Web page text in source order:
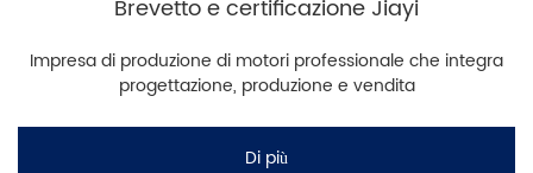
Brevetto e certificazione Jiayi
Impresa di produzione di motori professionale che integra
progettazione, produzione e vendita
Di più